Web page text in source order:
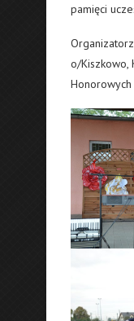
pamięci
o/Kiszkowo,